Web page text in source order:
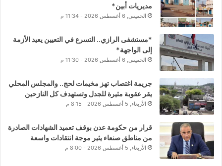
مديريات أبين*
الخميس, 6 أغسطس 2026 - 11:34 م
*مستشفى الرازي.. التسرع في التعيين يعيد الأزمة
إلى الواجهة*
الخميس, 6 أغسطس 2026 - 11:30 م
جريمة اغتصاب تهز مخيمات لحج.. والمجلس المحلي
يقر عقوبة مثيرة للجدل وتستهدف كل النازحين
الأربعاء, 5 أغسطس 2026 - 8:15 م
قرار من حكومة عدن بوقف تعميد الشهادات الصادرة
من مناطق صنعاء يثير موجة انتقادات واسعة
الأربعاء, 5 أغسطس 2026 - 8:00 م